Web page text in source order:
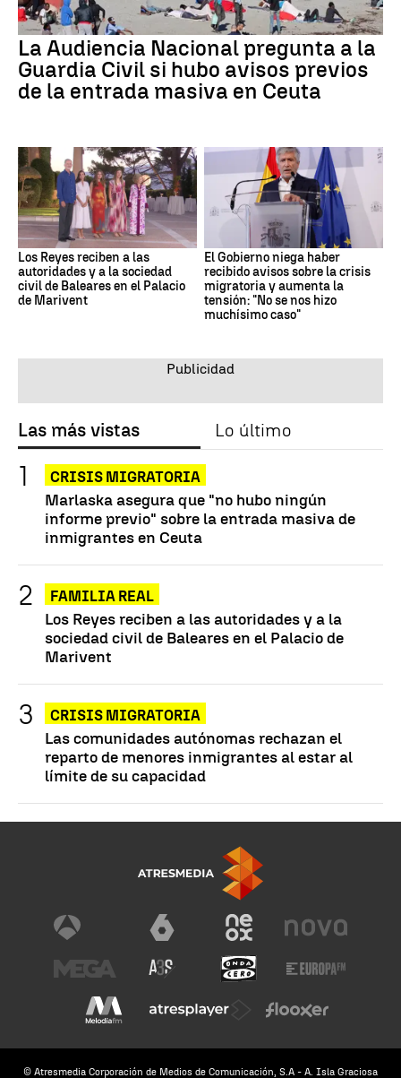
La Audiencia Nacional pregunta a la
Guardia Civil si hubo avisos previos
de la entrada masiva en Ceuta
Los Reyes reciben a las
autoridades y a la sociedad
civil de Baleares en el Palacio
de Marivent
El Gobierno niega haber
recibido avisos sobre la crisis
migratoria y aumenta la
tensión: "No se nos hizo
muchísimo caso"
Las más vistas Lo último
CRISIS MIGRATORIA
Marlaska asegura que "no hubo ningún
informe previo" sobre la entrada masiva de
inmigrantes en Ceuta
FAMILIA REAL
Los Reyes reciben a las autoridades y a la
sociedad civil de Baleares en el Palacio de
Marivent
CRISIS MIGRATORIA
Las comunidades autónomas rechazan el
reparto de menores inmigrantes al estar al
límite de su capacidad
© Atresmedia Corporación de Medios de Comunicación, S.A - A. Isla Graciosa